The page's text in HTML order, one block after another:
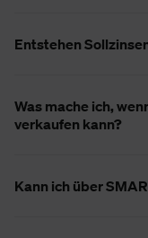
Entstehen
Was mache ich,
verkaufen kann?
Kann ich über